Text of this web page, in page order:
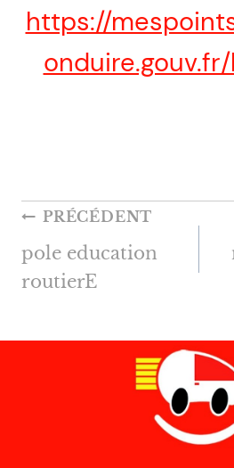
https://
NAVIGATION
DE
L’ARTICLE
PRÉCÉDENT
pole education
routierE